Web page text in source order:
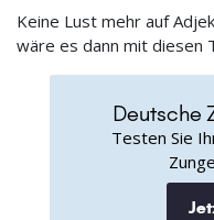
Keine Lust mehr auf
wäre es dann mit diesen
Deutsche
Testen Sie